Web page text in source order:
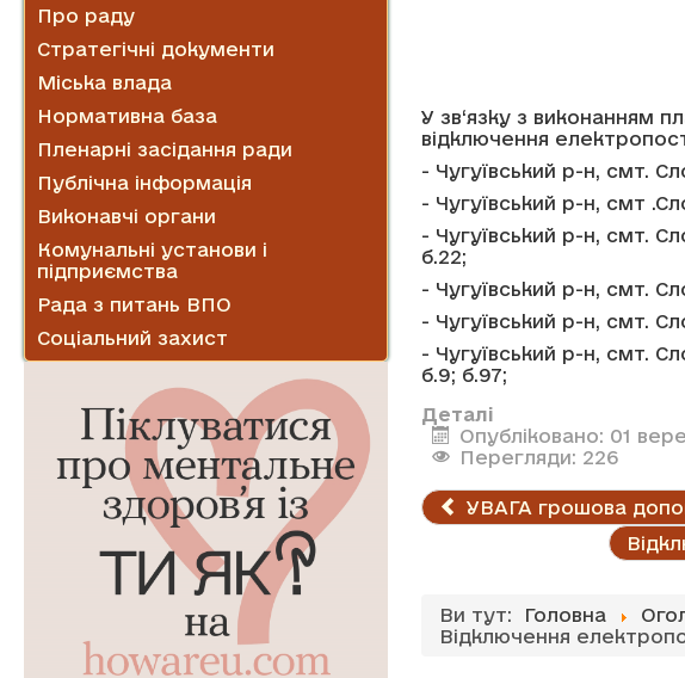
Про раду
Стратегічні документи
Міська влада
Нормативна база
Пленарні засідання ради
Публічна інформація
Виконавчі органи
Комунальні установи і
підприємства
Рада з питань ВПО
Соціальний захист
У зв‘язку з виконанням
відключення
- Чугуївський р-н, смт.
- Чугуївський р-н, смт
- Чугуївський р-н, смт.
б.22;
- Чугуївський р-н, смт.
- Чугуївський р-н, смт.
- Чугуївський р-н, смт.
б.9; б.97;
Деталі
Опубліковано: 01
Перегляди: 226
УВАГА грошова
Ви тут: Головна
Відключення